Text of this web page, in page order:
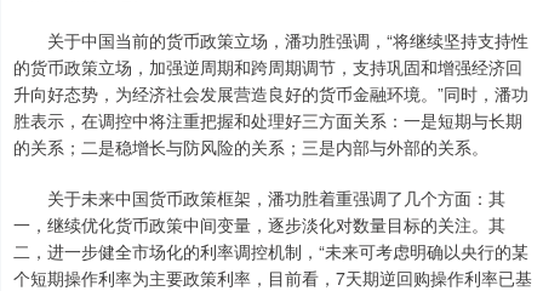
关于中国当前的货币政策立场，潘功胜强调，“将继续坚持支持性
的货币政策立场，加强逆周期和跨周期调节，支持巩固和增强经济回
升向好态势，为经济社会发展营造良好的货币金融环境。”同时，潘功
胜表示，在调控中将注重把握和处理好三方面关系：一是短期与长期
的关系；二是稳增长与防风险的关系；三是内部与外部的关系。
关于未来中国货币政策框架，潘功胜着重强调了几个方面：其
一，继续优化货币政策中间变量，逐步淡化对数量目标的关注。其
二，进一步健全市场化的利率调控机制，“未来可考虑明确以央行的某
个短期操作利率为主要政策利率，目前看，7天期逆回购操作利率已基